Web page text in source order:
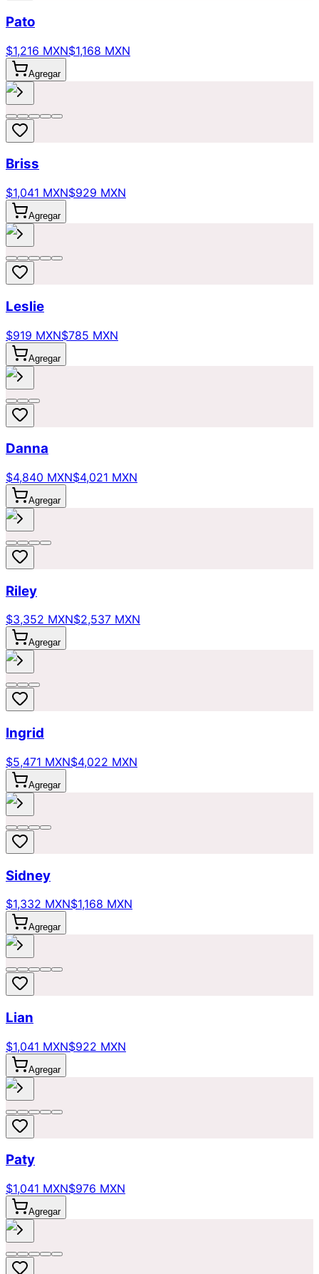
Pato
$1,216 MXN$1,168 MXN
Agregar
Briss
$1,041 MXN$929 MXN
Agregar
Leslie
$919 MXN$785 MXN
Agregar
Danna
$4,840 MXN$4,021 MXN
Agregar
Riley
$3,352 MXN$2,537 MXN
Agregar
Ingrid
$5,471 MXN$4,022 MXN
Agregar
Sidney
$1,332 MXN$1,168 MXN
Agregar
Lian
$1,041 MXN$922 MXN
Agregar
Paty
$1,041 MXN$976 MXN
Agregar